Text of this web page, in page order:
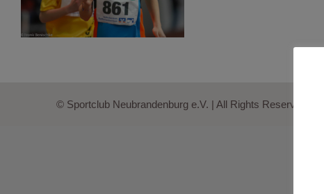
© Sportclub Neubrandenburg e.V. | All Rights Reserved